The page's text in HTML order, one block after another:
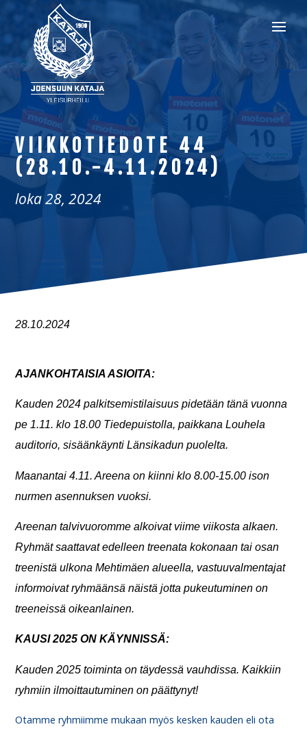
VIIKKOTIEDOTE 44
(28.10.-4.11.2024)
loka 28, 2024
28.10.2024
AJANKOHTAISIA ASIOITA:
Kauden 2024 palkitsemistilaisuus pidetään tänä vuonna
pe 1.11. klo 18.00 Tiedepuistolla, paikkanaLouhela
auditorio,sisäänkäynti Länsikadun puolelta.
Maanantai 4.11. Areena on kiinni klo 8.00-15.00 ison
nurmen asennuksen vuoksi.
Areenan talvivuoromme alkoivat viime viikosta alkaen.
Ryhmät saattavat edelleen treenata kokonaan tai osan
treenistä ulkona Mehtimäen alueella, vastuuvalmentajat
informoivat ryhmäänsä näistä jotta pukeutuminen on
treeneissä oikeanlainen.
KAUSI 2025 ON KÄYNNISSÄ:
Kauden 2025 toiminta on täydessä vauhdissa. Kaikkiin
ryhmiin ilmoittautuminen on päättynyt!
Otamme ryhmiimme mukaan myös kesken kauden eli ota